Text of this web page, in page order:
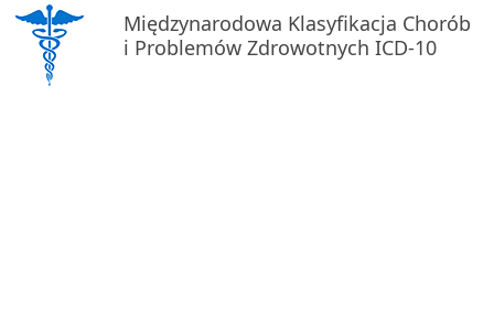
Międzynarodowa Klasyfikacja Chorób
i Problemów Zdrowotnych ICD-10